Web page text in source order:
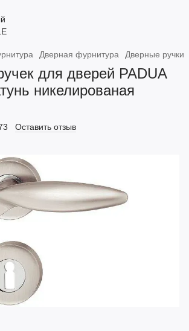
Дверная фурнитура Дверные ручки
для дверей PADUA
никелированая
Оставить отзыв